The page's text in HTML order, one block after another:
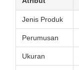
Jenis Produk
Perumusan
Ukuran